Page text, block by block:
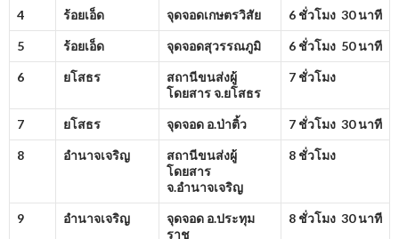
4 ร้อยเอ็ด จุดจอดเกษตรวิสัย 6 ชั่วโมง 30 นาที
5 ร้อยเอ็ด จุดจอดสุวรรณภูมิ 6 ชั่วโมง 50 นาที
6 ยโสธร
สถานีขนส่งผู้
โดยสาร จ.ยโสธร
7 ชั่วโมง
7 ยโสธร จุดจอด อ.ป่าติ้ว 7 ชั่วโมง 30 นาที
8 อำนาจเจริญ
สถานีขนส่งผู้
โดยสาร
จ.อำนาจเจริญ
8 ชั่วโมง
9 อำนาจเจริญ
จุดจอด อ.ประทุม
ราช
8 ชั่วโมง 30 นาที